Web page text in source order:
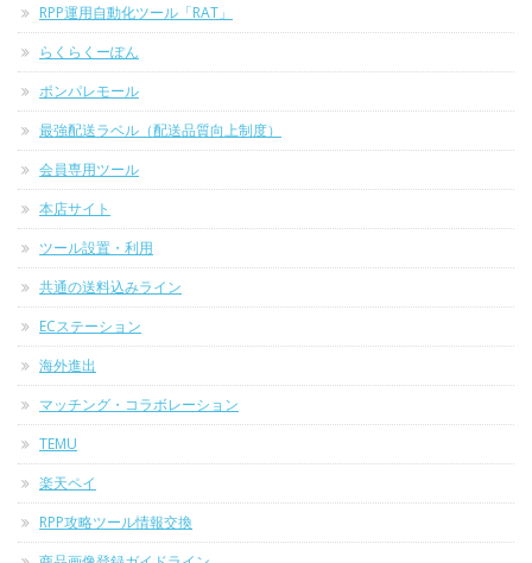
RPP運用自動化ツール「RAT」
らくらくーぽん
ポンパレモール
最強配送ラベル（配送品質向上制度）
会員専用ツール
本店サイト
ツール設置・利用
共通の送料込みライン
ECステーション
海外進出
マッチング・コラボレーション
TEMU
楽天ペイ
RPP攻略ツール情報交換